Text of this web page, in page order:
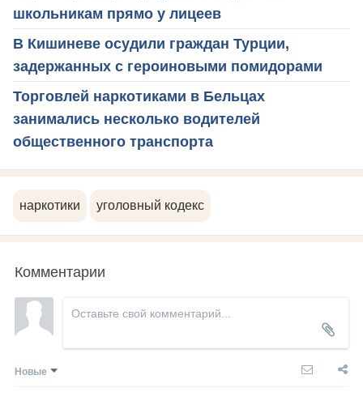
школьникам прямо у лицеев
В Кишиневе осудили граждан Турции,
задержанных с героиновыми помидорами
Торговлей наркотиками в Бельцах
занимались несколько водителей
общественного транспорта
наркотики уголовный кодекс
Комментарии
Новые